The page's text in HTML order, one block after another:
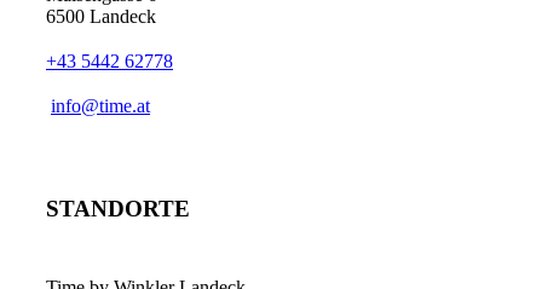
6500 Landeck
+43 5442 62778
­info@time.at
STANDORTE